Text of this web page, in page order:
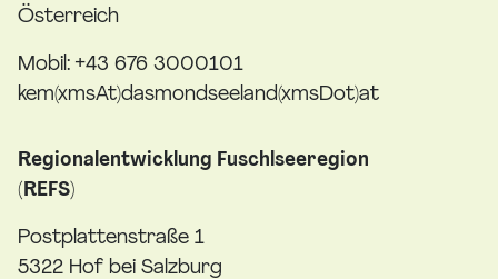
Österreich
Mobil: +43 676 3000101
kem(xmsAt)dasmondseeland(xmsDot)at
Regionalentwicklung Fuschlseeregion
(REFS)
Postplattenstraße 1
5322 Hof bei Salzburg